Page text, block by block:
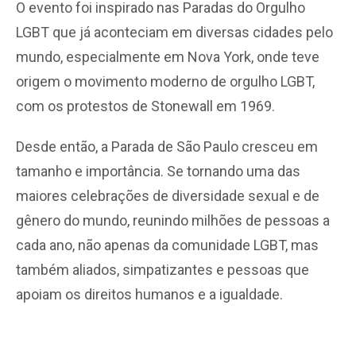
O evento foi inspirado nas Paradas do Orgulho
LGBT que já aconteciam em diversas cidades pelo
mundo, especialmente em Nova York, onde teve
origem o movimento moderno de orgulho LGBT,
com os protestos de Stonewall em 1969.
Desde então, a Parada de São Paulo cresceu em
tamanho e importância. Se tornando uma das
maiores celebrações de diversidade sexual e de
gênero do mundo, reunindo milhões de pessoas a
cada ano, não apenas da comunidade LGBT, mas
também aliados, simpatizantes e pessoas que
apoiam os direitos humanos e a igualdade.